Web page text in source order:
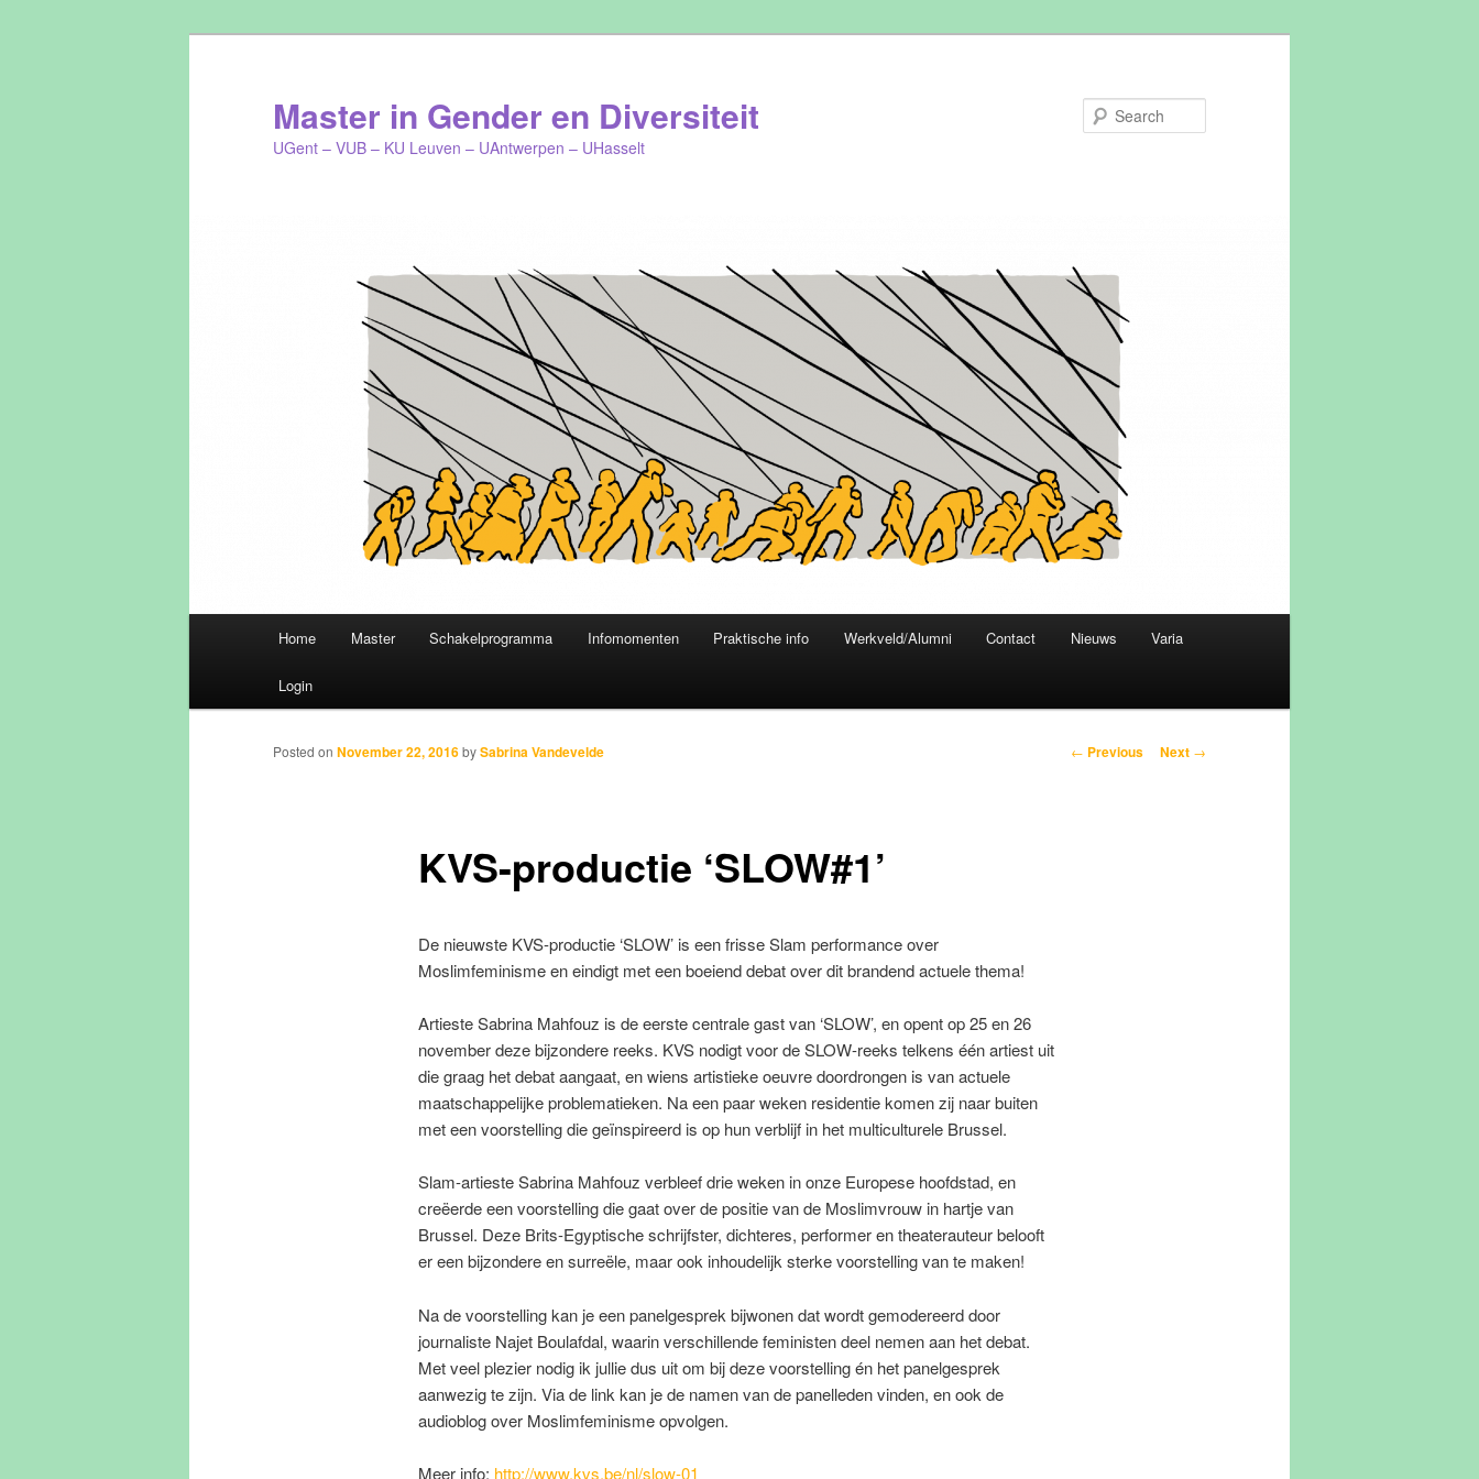
Master in Gender en Diversiteit
UGent – VUB – KU Leuven – UAntwerpen – UHasselt
Skip
to
primary
Home Master Schakelprogramma Infomomenten Praktische info Werkveld/Alumni Contact Nieuws Varia
Login
Post
← Previous Next →
KVS-productie ‘SLOW#1’
Posted on November 22, 2016bySabrina Vandevelde
De nieuwste KVS-productie ‘SLOW’ is een frisse Slam performance over
Moslimfeminisme en eindigt met een boeiend debat over dit brandend actuele thema!
Artieste Sabrina Mahfouz is de eerste centrale gast van ‘SLOW’, en opent op 25 en 26
november deze bijzondere reeks. KVS nodigt voor de SLOW-reeks telkens één artiest uit
die graag het debat aangaat, en wiens artistieke oeuvre doordrongen is van actuele
maatschappelijke problematieken. Na een paar weken residentie komen zij naar buiten
met een voorstelling die geïnspireerd is op hun verblijf in het multiculturele Brussel.
Slam-artieste Sabrina Mahfouz verbleef drie weken in onze Europese hoofdstad, en
creëerde een voorstelling die gaat over de positie van de Moslimvrouw in hartje van
Brussel. Deze Brits-Egyptische schrijfster, dichteres, performer en theaterauteur belooft
er een bijzondere en surreële, maar ook inhoudelijk sterke voorstelling van te maken!
Na de voorstelling kan je een panelgesprek bijwonen dat wordt gemodereerd door
journaliste Najet Boulafdal, waarin verschillende feministen deel nemen aan het debat.
Met veel plezier nodig ik jullie dus uit om bij deze voorstelling én het panelgesprek
aanwezig te zijn. Via de link kan je de namen van de panelleden vinden, en ook de
audioblog over Moslimfeminisme opvolgen.
Meer info: http://www.kvs.be/nl/slow-01​